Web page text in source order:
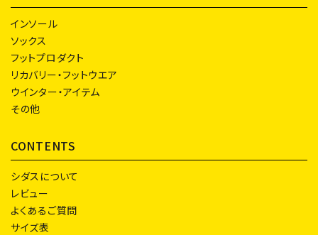
インソール
ソックス
フットプロダクト
リカバリー・フットウエア
ウインター・アイテム
その他
CONTENTS
シダスについて
レビュー
よくあるご質問
サイズ表